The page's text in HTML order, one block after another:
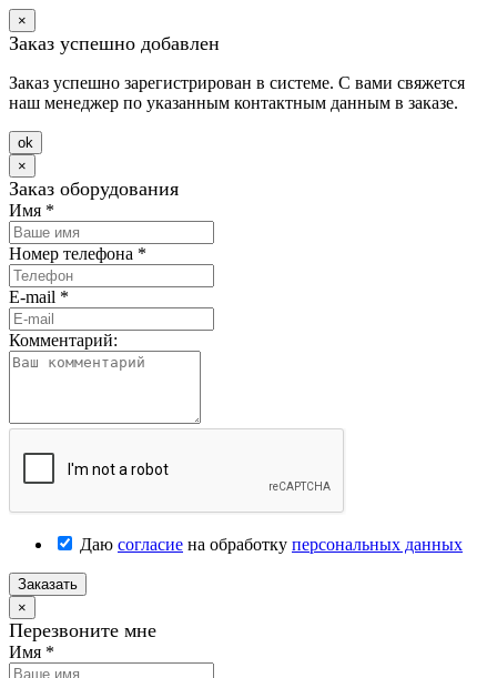
×
Заказ успешно добавлен
Заказ успешно зарегистрирован в системе. С вами свяжется
наш менеджер по указанным контактным данным в заказе.
оk
×
Заказ оборудования
Имя *
Номер телефона *
E-mail *
Комментарий:
Даю согласие на обработку персональных данных
Заказать
×
Перезвоните мне
Имя *